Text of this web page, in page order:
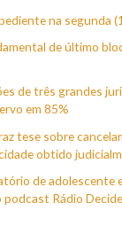
na segunda
de último
de três grandes
em 85%
tese sobre
obtido
de adolescente
podcast Rádio